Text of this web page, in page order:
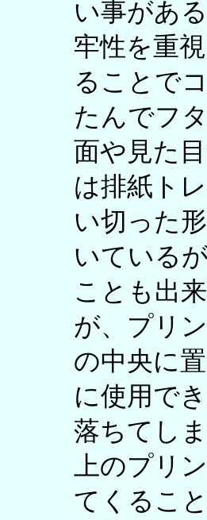
い事があ
牢性を重
ることで
たんでフ
面や見た
は排紙ト
い切った
いている
ことも出
が、プリ
の中央に
に使用で
落ちてし
上のプリ
てくるこ